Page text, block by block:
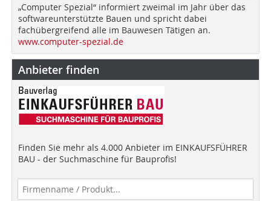
„Computer Spezial“ informiert zweimal im Jahr über das
softwareunterstützte Bauen und spricht dabei
fachübergreifend alle im Bauwesen Tätigen an.
www.computer-spezial.de
Anbieter finden
Finden Sie mehr als 4.000 Anbieter im EINKAUFSFÜHRER
BAU - der Suchmaschine für Bauprofis!